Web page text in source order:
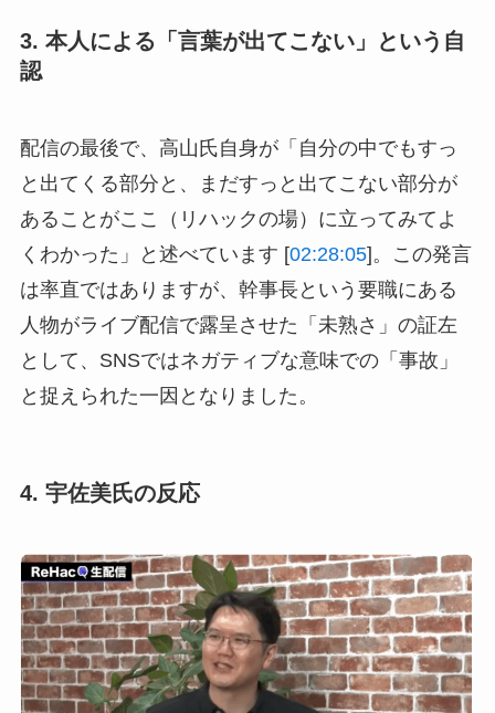
3. 本人による「言葉が出てこない」という自
認
配信の最後で、高山氏自身が「自分の中でもすっ
と出てくる部分と、まだすっと出てこない部分が
あることがここ（リハックの場）に立ってみてよ
くわかった」と述べています [02:28:05]。この発言
は率直ではありますが、幹事長という要職にある
人物がライブ配信で露呈させた「未熟さ」の証左
として、SNSではネガティブな意味での「事故」
と捉えられた一因となりました。
4. 宇佐美氏の反応